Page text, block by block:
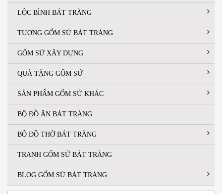
LỘC BÌNH BÁT TRÀNG
TƯỢNG GỐM SỨ BÁT TRÀNG
GỐM SỨ XÂY DỰNG
QUÀ TẶNG GỐM SỨ
SẢN PHẨM GỐM SỨ KHÁC
BỘ ĐỒ ĂN BÁT TRÀNG
BỘ ĐỒ THỜ BÁT TRÀNG
TRANH GỐM SỨ BÁT TRÀNG
BLOG GỐM SỨ BÁT TRÀNG